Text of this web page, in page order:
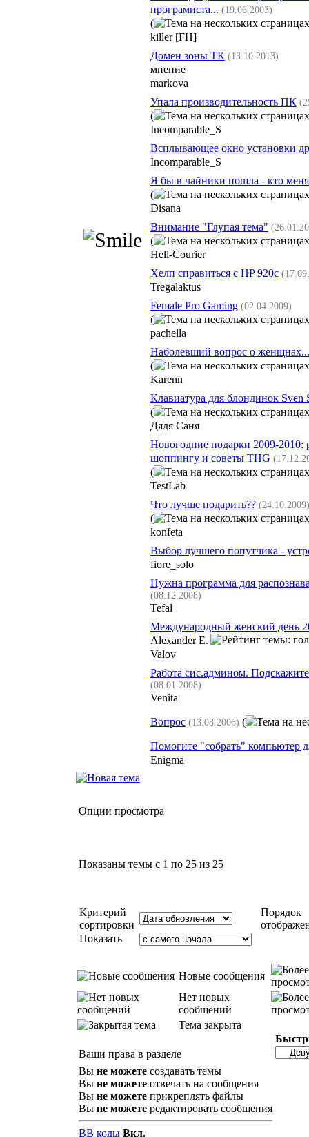
програмиста... (19.06.2003)
(
killer [FH]
Домен зоны ТК (13.10.2013)
мнение
markova
Упала производительность ПК
(
Incomparable_S
Всплывающее окно установки
Incomparable_S
Я бы в чайники пошла - кто меня
(
Disana
Внимание "Глупая тема"
(
Hell-Courier
Хелп справиться с HP 920c
Tregalaktus
Female Pro Gaming (02.04.2009)
(
pachella
Наболевший вопрос о женщнах...
(
Karenn
Клавиатура для блондинок Sven
(
Дядя Саня
Новогодние подарки 2009-2010:
шоппингу и советы THG
(
TestLab
Что лучше подарить?? (24.10.2009)
(
konfeta
Выбор лучшего попутчика -
fiore_solo
Нужна программа для
(08.12.2008)
Tefal
Международный женский день
Alexander E.
Valov
Работа сис.админом.
(08.01.2008)
Venita
Вопрос (13.08.2006) (
Помогите "собрать" компьютер
Enigma
Опции просмотра
Показаны темы с 1 по 25 из 25
Критерий
сортировки
Порядок
Показать
Новые сообщения
Нет новых
сообщений
Тема закрыта
Ваши права в разделе
Вы не можетесоздавать темы
Вы не можетеотвечать на сообщения
Вы не можетеприкреплять файлы
Вы не можетередактировать сообщения
BB коды Вкл.